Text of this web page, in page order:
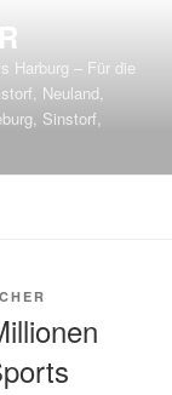
Harburg – Für die
Neuland,
Sinstorf,